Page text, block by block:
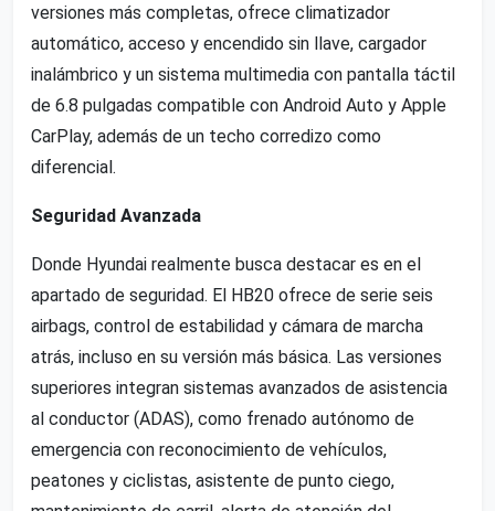
versiones más completas, ofrece climatizador
automático, acceso y encendido sin llave, cargador
inalámbrico y un sistema multimedia con pantalla táctil
de 6.8 pulgadas compatible con Android Auto y Apple
CarPlay, además de un techo corredizo como
diferencial.
Seguridad Avanzada
Donde Hyundai realmente busca destacar es en el
apartado de seguridad. El HB20 ofrece de serie seis
airbags, control de estabilidad y cámara de marcha
atrás, incluso en su versión más básica. Las versiones
superiores integran sistemas avanzados de asistencia
al conductor (ADAS), como frenado autónomo de
emergencia con reconocimiento de vehículos,
peatones y ciclistas, asistente de punto ciego,